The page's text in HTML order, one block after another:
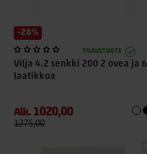
-20%
TILAUSTUOTE
Vilja 4.2 senkki 200 2 ovea ja 6
laatikkoa
Alk. 1020,00
1275,00